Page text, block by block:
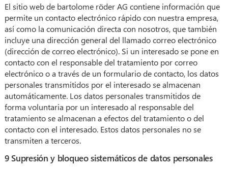
El sitio web de bartolome röder AG contiene información que
permite un contacto electrónico rápido con nuestra empresa,
así como la comunicación directa con nosotros, que también
incluye una dirección general del llamado correo electrónico
(dirección de correo electrónico). Si un interesado se pone en
contacto con el responsable del tratamiento por correo
electrónico o a través de un formulario de contacto, los datos
personales transmitidos por el interesado se almacenan
automáticamente. Los datos personales transmitidos de
forma voluntaria por un interesado al responsable del
tratamiento se almacenan a efectos del tratamiento o del
contacto con el interesado. Estos datos personales no se
transmiten a terceros.
9 Supresión y bloqueo sistemáticos de datos personales